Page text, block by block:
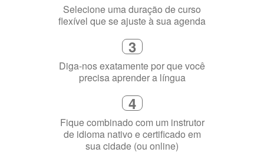
3
Diga-nos exatamente por que você
precisa aprender a língua
4
Fique combinado com um instrutor
de idioma nativo e certificado em
sua cidade (ou online)
5